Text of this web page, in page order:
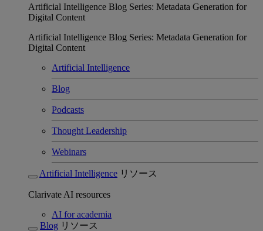
Artificial Intelligence Blog Series: Metadata Generation for
Digital Content
Artificial Intelligence Blog Series: Metadata Generation for
Digital Content
Artificial Intelligence
Blog
Podcasts
Thought Leadership
Webinars
Artificial Intelligence リソース
Clarivate AI resources
AI for academia
Blog リソース